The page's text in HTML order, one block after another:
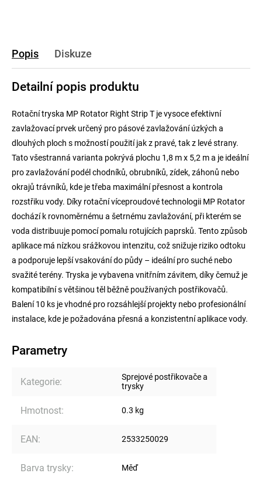
Popis Diskuze
Detailní popis produktu
Rotační tryska MP Rotator Right Strip T je vysoce efektivní
zavlažovací prvek určený pro pásové zavlažování úzkých a
dlouhých ploch s možností použití jak z pravé, tak z levé strany.
Tato všestranná varianta pokrývá plochu 1,8 m x 5,2 m a je ideální
pro zavlažování podél chodníků, obrubníků, zídek, záhonů nebo
okrajů trávníků, kde je třeba maximální přesnost a kontrola
rozstřiku vody. Díky rotační víceproudové technologii MP Rotator
dochází k rovnoměrnému a šetrnému zavlažování, při kterém se
voda distribuuje pomocí pomalu rotujících paprsků. Tento způsob
aplikace má nízkou srážkovou intenzitu, což snižuje riziko odtoku
a podporuje lepší vsakování do půdy – ideální pro suché nebo
svažité terény. Tryska je vybavena vnitřním závitem, díky čemuž je
kompatibilní s většinou těl běžně používaných postřikovačů.
Balení 10 ks je vhodné pro rozsáhlejší projekty nebo profesionální
instalace, kde je požadována přesná a konzistentní aplikace vody.
Parametry
Kategorie:
Sprejové postřikovače a
trysky
Hmotnost: 0.3 kg
EAN: 2533250029
Barva trysky: Měď